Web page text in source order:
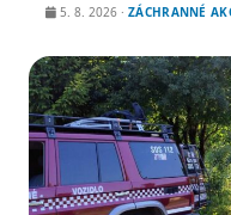
5. 8. 2026 · ZÁCHRANNÉ